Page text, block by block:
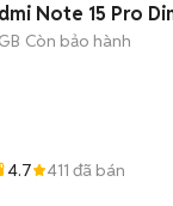
Note 15 Pro
Còn bảo hành
4.7 411 đã bán